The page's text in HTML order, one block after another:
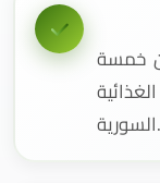
خمسة
السورية.